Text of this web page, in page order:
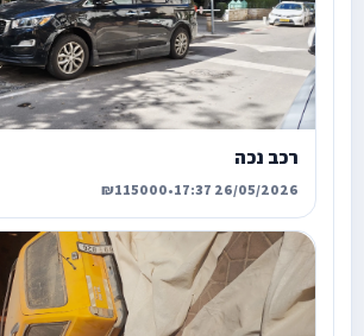
רכב נכה
26/05/2026 17:37
•
₪115000